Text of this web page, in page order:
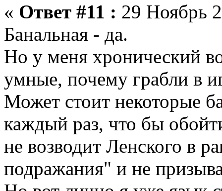
« Ответ #11 : 29 Ноябрь
Банальная - да.
Но у меня хронический
умные, почему грабли в
Может стоит некоторые
каждый раз, что бы
не возводит Ленского в
подражания" и не